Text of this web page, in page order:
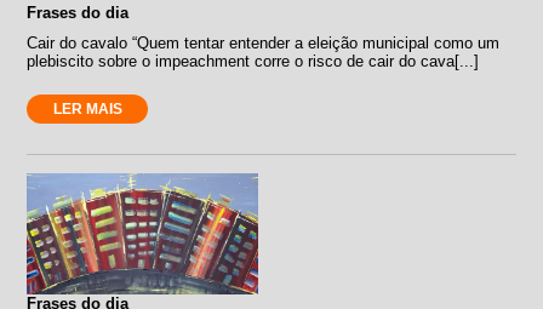
Frases do dia
Cair do cavalo “Quem tentar entender a eleição municipal como um
plebiscito sobre o impeachment corre o risco de cair do cava[...]
LER MAIS
Frases do dia